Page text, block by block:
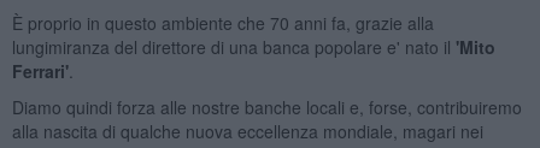
È proprio in questo ambiente che 70 anni fa, grazie alla
lungimiranza del direttore di una banca popolare e' nato il 'Mito
Ferrari'.
Diamo quindi forza alle nostre banche locali e, forse, contribuiremo
alla nascita di qualche nuova eccellenza mondiale, magari nei